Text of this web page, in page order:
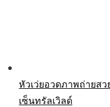
หัวเว่ยอวดภาพถ่ายสว
เซ็นทรัลเวิลด์